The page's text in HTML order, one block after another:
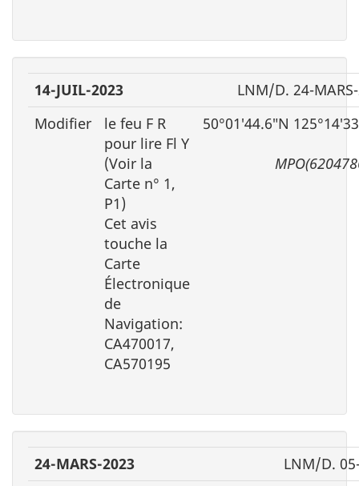
14-JUIL-2023
LNM/D. 24-
Modifier
le feu F R
pour lire Fl Y
(Voir la
Carte n° 1,
P1)
Cet avis
touche la
Carte
Électronique
de
Navigation:
CA470017,
CA570195
50°01′44.6″N
24-MARS-2023
LNM/D.